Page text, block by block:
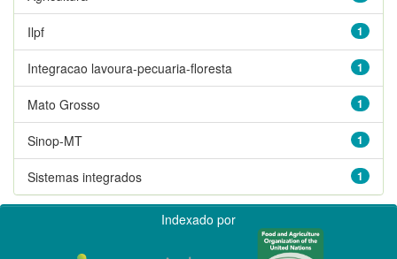
1
Ilpf
1
Integracao lavoura-pecuaria-floresta
1
Mato Grosso
1
Sinop-MT
1
Sistemas integrados
Indexado por